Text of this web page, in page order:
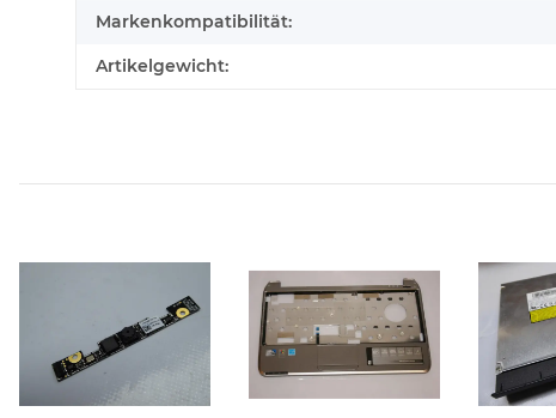
Markenkompatibilität:
Artikelgewicht: